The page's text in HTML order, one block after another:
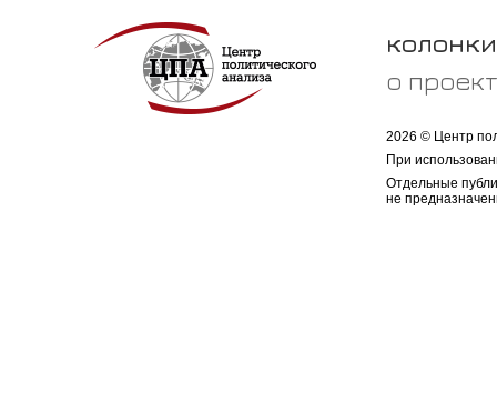
колонки
о
2026 © Центр
При
Отдельные
не